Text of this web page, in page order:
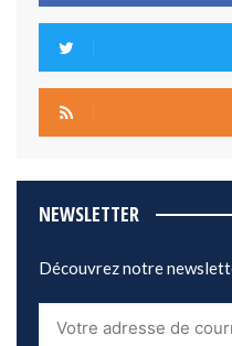
NEWSLETTER
Découvrez notre